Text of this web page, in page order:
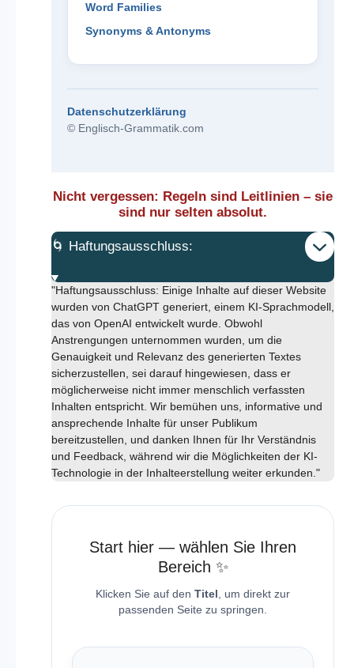
Word Families
Synonyms & Antonyms
Datenschutzerklärung
© Englisch-Grammatik.com
Nicht vergessen: Regeln sind Leitlinien – sie
sind nur selten absolut.
🌀 Haftungsausschluss:
"Haftungsausschluss: Einige Inhalte auf dieser Website
wurden von ChatGPT generiert, einem KI-Sprachmodell,
das von OpenAI entwickelt wurde. Obwohl
Anstrengungen unternommen wurden, um die
Genauigkeit und Relevanz des generierten Textes
sicherzustellen, sei darauf hingewiesen, dass er
möglicherweise nicht immer menschlich verfassten
Inhalten entspricht. Wir bemühen uns, informative und
ansprechende Inhalte für unser Publikum
bereitzustellen, und danken Ihnen für Ihr Verständnis
und Feedback, während wir die Möglichkeiten der KI-
Technologie in der Inhalteerstellung weiter erkunden."
Start hier — wählen Sie Ihren
Bereich ✨
Klicken Sie auf den Titel , um direkt zur
passenden Seite zu springen.